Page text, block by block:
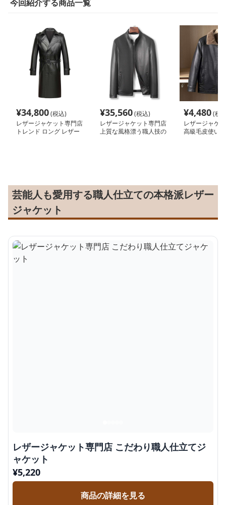
今回紹介する商品一覧
¥34,800(税込)
レザージャケット専門店
トレンド ロング レザー
¥35,560(税込)
レザージャケット専門店
上質な風格漂う職人技の
¥4,480(税
レザージャケ
高級毛皮使い
芸能人も愛用する職人仕立ての本格派レザー
ジャケット
レザージャケット専門店 こだわり職人仕立てジ
ャケット
¥5,220
商品の詳細を見る